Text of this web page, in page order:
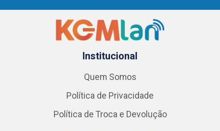
Institucional
Quem Somos
Política de Privacidade
Política de Troca e Devolução